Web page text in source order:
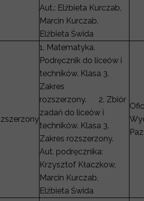
Aut.: Elżbieta Kurczab,
Marcin Kurczab,
Elżbieta Świda
1. Matematyka.
Podręcznik do liceów i
techników. Klasa 3.
Zakres
rozszerzony. 2. Zbiór
zadań do liceów i
techników. Klasa 3.
Zakres rozszerzony.
Aut. podręcznika:
Krzysztof Kłaczkow,
Marcin Kurczab,
Elżbieta Świda